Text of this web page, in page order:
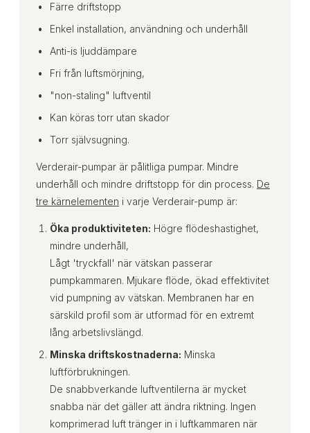
Färre driftstopp
Enkel installation, användning och underhåll
Anti-is ljuddämpare
Fri från luftsmörjning,
"non-staling" luftventil
Kan köras torr utan skador
Torr självsugning.
Verderair-pumpar är pålitliga pumpar. Mindre
underhåll och mindre driftstopp för din process. De
tre kärnelementen i varje Verderair-pump är:
Öka produktiviteten: Högre flödeshastighet,
mindre underhåll,
Lågt 'tryckfall' när vätskan passerar
pumpkammaren. Mjukare flöde, ökad effektivitet
vid pumpning av vätskan. Membranen har en
särskild profil som är utformad för en extremt
lång arbetslivslängd.
Minska driftskostnaderna: Minska
luftförbrukningen.
De snabbverkande luftventilerna är mycket
snabba när det gäller att ändra riktning. Ingen
komprimerad luft tränger in i luftkammaren när